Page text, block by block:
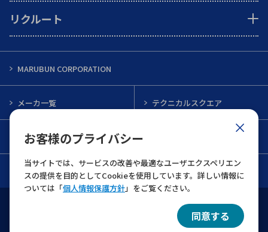
お客様のプライバシー
当サイトでは、サービスの改善や最適なユーザエクスペリエン
スの提供を目的としてCookieを使用しています。詳しい情報に
ついては「個人情報保護方針」をご覧ください。
同意する
リクルート
MARUBUN CORPORATION
メーカ一覧 テクニカルスクエア
インフォメーション
お問い合わせ
個人情報保護について
© 2022 MARUBUN CORPORATION All Rights Reserved.